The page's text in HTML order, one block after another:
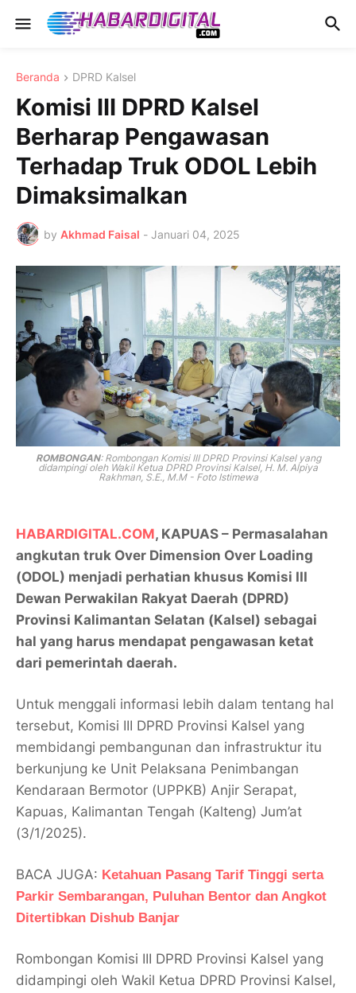
Beranda DPRD Kalsel
Komisi III DPRD Kalsel
Berharap Pengawasan
Terhadap Truk ODOL Lebih
Dimaksimalkan
by Akhmad Faisal - Januari 04, 2025
ROMBONGAN: Rombongan Komisi III DPRD Provinsi Kalsel yang
didampingi oleh Wakil Ketua DPRD Provinsi Kalsel, H. M. Alpiya
Rakhman, S.E., M.M - Foto Istimewa
HABARDIGITAL.COM, KAPUAS – Permasalahan
angkutan truk Over Dimension Over Loading
(ODOL) menjadi perhatian khusus Komisi III
Dewan Perwakilan Rakyat Daerah (DPRD)
Provinsi Kalimantan Selatan (Kalsel) sebagai
hal yang harus mendapat pengawasan ketat
dari pemerintah daerah.
Untuk menggali informasi lebih dalam tentang hal
tersebut, Komisi III DPRD Provinsi Kalsel yang
membidangi pembangunan dan infrastruktur itu
berkunjung ke Unit Pelaksana Penimbangan
Kendaraan Bermotor (UPPKB) Anjir Serapat,
Kapuas, Kalimantan Tengah (Kalteng) Jum’at
(3/1/2025).
BACA JUGA: Ketahuan Pasang Tarif Tinggi serta
Parkir Sembarangan, Puluhan Bentor dan Angkot
Ditertibkan Dishub Banjar
Rombongan Komisi III DPRD Provinsi Kalsel yang
didampingi oleh Wakil Ketua DPRD Provinsi Kalsel,